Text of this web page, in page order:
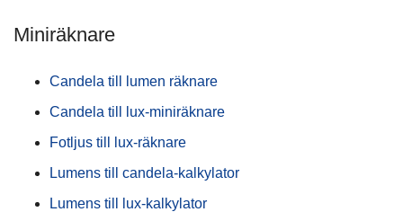
Miniräknare
Candela till lumen räknare
Candela till lux-miniräknare
Fotljus till lux-räknare
Lumens till candela-kalkylator
Lumens till lux-kalkylator